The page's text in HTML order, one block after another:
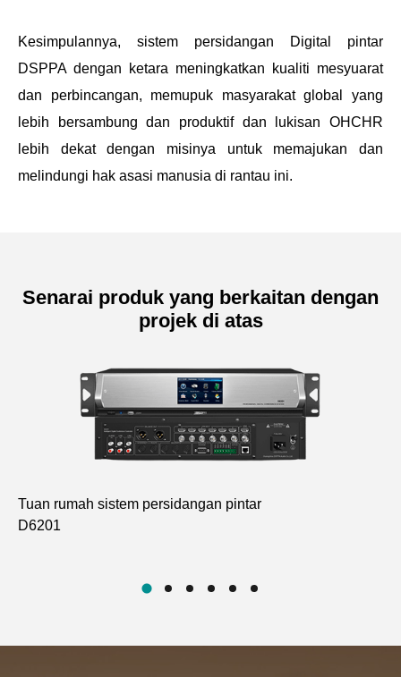
Kesimpulannya, sistem persidangan Digital pintar
DSPPA dengan ketara meningkatkan kualiti mesyuarat
dan perbincangan, memupuk masyarakat global yang
lebih bersambung dan produktif dan lukisan OHCHR
lebih dekat dengan misinya untuk memajukan dan
melindungi hak asasi manusia di rantau ini.
Senarai produk yang berkaitan dengan
projek di atas
Tuan rumah sistem persidangan pintar
D6201